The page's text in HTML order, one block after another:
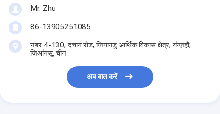
Mr. Zhu
86-13905251085
नंबर 4-130, दचांग रोड, जियांगडु आर्थिक विकास क्षेत्र, यंग्ज़हौ,
जिआंगसू, चीन
अब बात करें